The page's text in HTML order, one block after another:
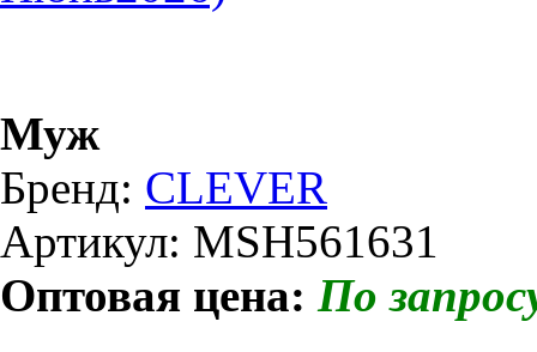
Муж
Бренд: CLEVER
Артикул: MSH561631
Оптовая цена: По